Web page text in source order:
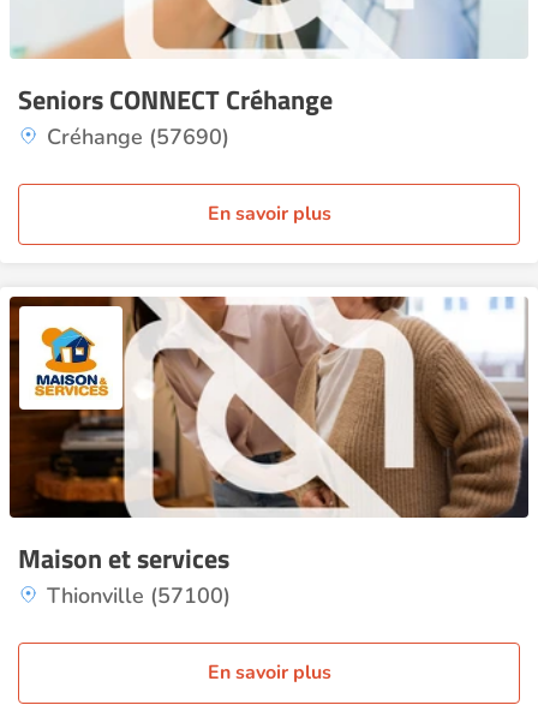
Seniors CONNECT Créhange
Créhange (57690)
En savoir plus
Maison et services
Thionville (57100)
En savoir plus